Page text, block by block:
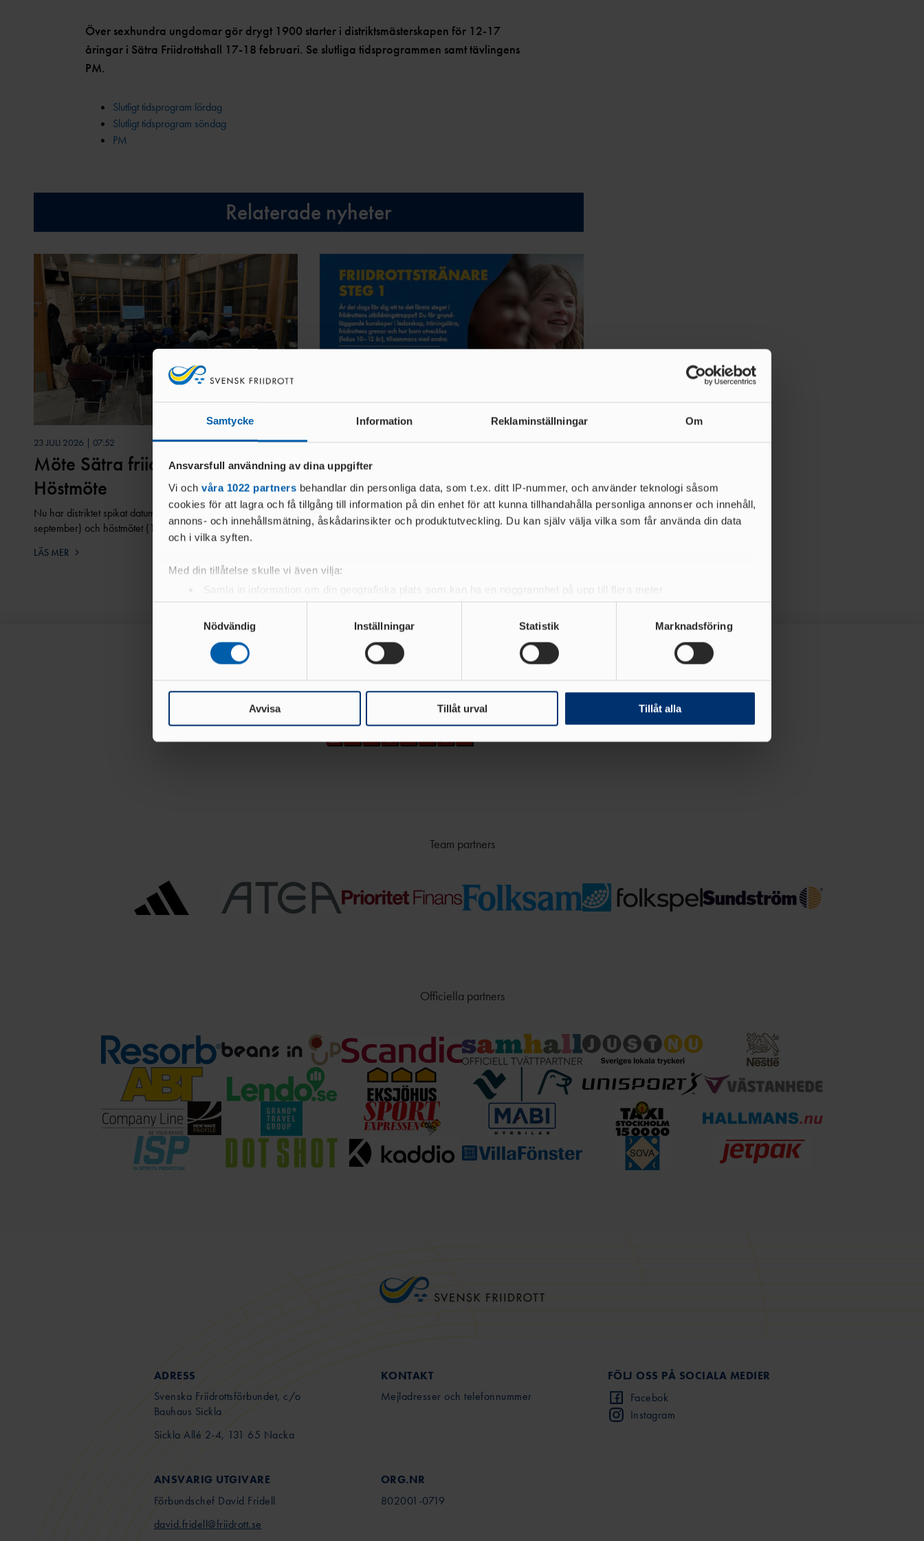
Samtycke Information Reklaminställningar Om
Ansvarsfull användning av dina uppgifter
Vi och våra 1022 partners behandlar din personliga data, som t.ex. ditt IP-nummer, och använder teknologi såsom
cookies för att lagra och få tillgång till information på din enhet för att kunna tillhandahålla personliga annonser och innehåll,
annons- och innehållsmätning, åskådarinsikter och produktutveckling. Du kan själv välja vilka som får använda din data
och i vilka syften.
Med din tillåtelse skulle vi även vilja:
Samla in information om din geografiska plats som kan ha en noggrannhet på upp till flera meter
Ta reda på mer om hur dina personliga uppgifter behandlas och ställ in dina preferenser i
detaljsektionen. Du kan ändra
eller dra tillbaka ditt samtycke när som helst från cookie-förklaringen.
sociala medier och analysera vår trafik. Vi vidarebefordrar även sådana identifierare och annan information från din enhet
till de sociala medier och annons- och analysföretag som vi samarbetar med. Dessa kan i sin tur kombinera informationen
med annan information som du har tillhandahållit eller som de har samlat in när du har använt deras tjänster.
Nödvändig
Inställningar Statistik Marknadsföring
Avvisa Tillåt urval Tillåt alla
Över sexhundra ungdomar gör drygt 1900 starter i distriktsmästerskapen för 12-17
åringar i Sätra Friidrottshall 17-18 februari. Se slutliga tidsprogrammen samt tävlingens
PM.
Slutligt tidsprogram lördag
Slutligt tidsprogram söndag
PM
Relaterade nyheter
23 JULI 2026 | 07:52
Möte Sätra friidrottshall och
Höstmöte
Nu har distriktet spikat datum för möte Sätra friidrottshall (2
september) och höstmötet (14 oktober)
LÄS MER
Höstens utbildningar
Anmälan har nu öppnat inför höstens utbildningar
LÄS MER
Huvudsponsor
Team partners
Officiella partners
FÖLJ OSS PÅ SOCIALA MEDIER
Facebok
Instagram
ADRESS
Svenska Friidrottsförbundet, c/o
Bauhaus Sickla
Sickla Allé 2-4, 131 65 Nacka
KONTAKT
Mejladresser och telefonnummer
ANSVARIG UTGIVARE
Förbundschef David Fridell
david.fridell@friidrott.se
ORG.NR
802001-0719